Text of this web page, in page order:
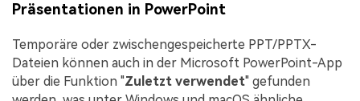
Präsentationen in PowerPoint
Temporäre oder zwischengespeicherte PPT/PPTX-
Dateien können auch in der Microsoft PowerPoint-App
über die Funktion "Zuletzt verwendet" gefunden